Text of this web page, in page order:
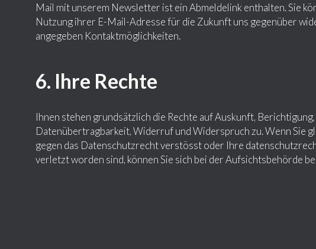
Mail mit unserem Newsletter ist ein Abmeldelink enthalten. Sie
Nutzung ihrer E-Mail-Adresse für die Zukunft uns gegenüber
angegeben Kontaktmöglichkeiten.
6. Ihre Rechte
Ihnen stehen grundsätzlich die Rechte auf Auskunft,
Datenübertragbarkeit, Widerruf und Widerspruch zu. Wenn Sie
gegen das Datenschutzrecht verstösst oder Ihre
verletzt worden sind, können Sie sich bei der Aufsichtsbehörde